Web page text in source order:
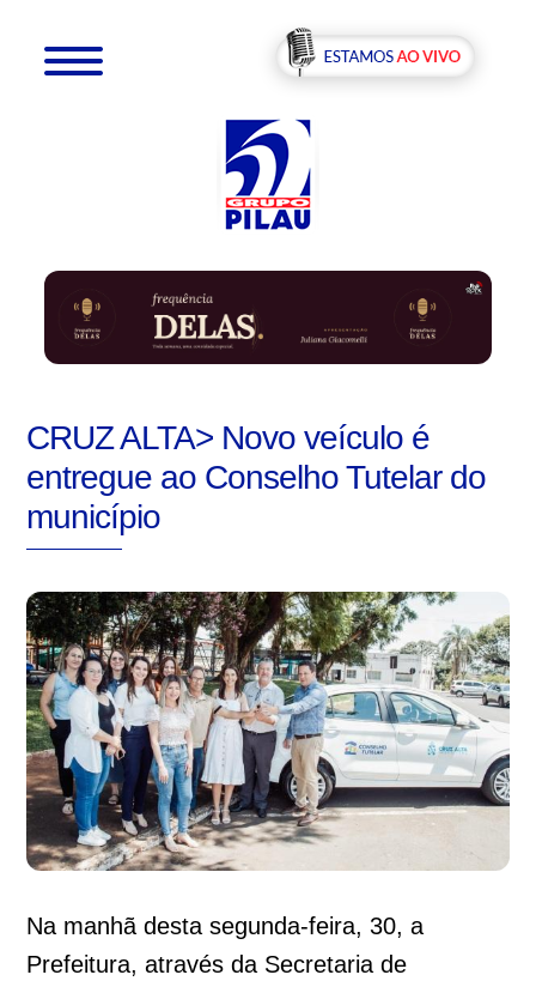
CRUZ ALTA> Novo veículo é
entregue ao Conselho Tutelar do
município
Na manhã desta segunda-feira, 30, a
Prefeitura, através da Secretaria de